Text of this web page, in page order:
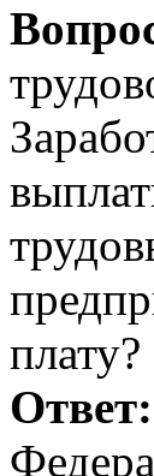
плату?
Ответ: